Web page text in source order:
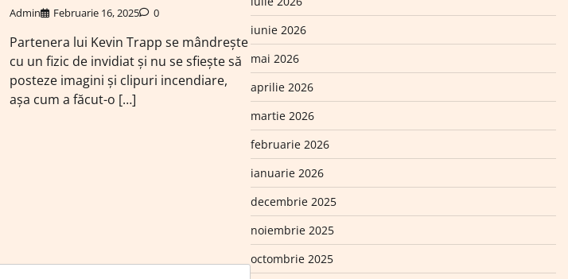
Admin Februarie 16, 2025 0
Partenera lui Kevin Trapp se mândrește
cu un fizic de invidiat și nu se sfiește să
posteze imagini și clipuri incendiare,
așa cum a făcut-o […]
iunie 2026
mai 2026
aprilie 2026
martie 2026
februarie 2026
ianuarie 2026
decembrie 2025
noiembrie 2025
octombrie 2025